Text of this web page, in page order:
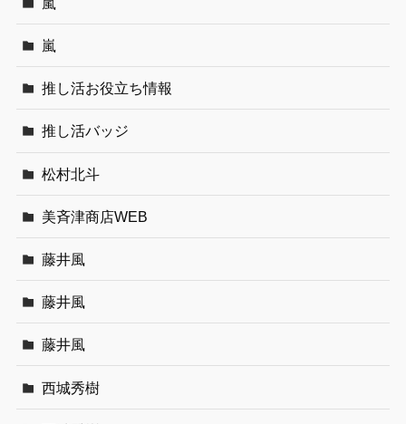
嵐
推し活お役立ち情報
推し活バッジ
松村北斗
美斉津商店WEB
藤井風
藤井風
藤井風
西城秀樹